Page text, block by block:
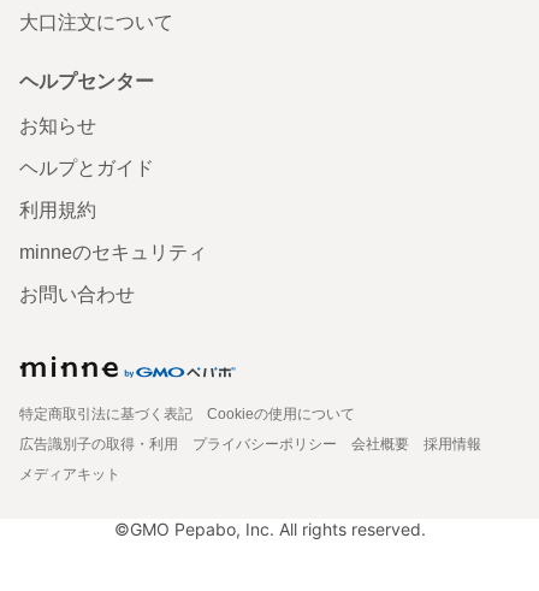
大口注文について
ヘルプセンター
お知らせ
ヘルプとガイド
利用規約
minneのセキュリティ
お問い合わせ
特定商取引法に基づく表記
Cookieの使用について
広告識別子の取得・利用
プライバシーポリシー 会社概要
採用情報
メディアキット
©GMO Pepabo, Inc. All rights reserved.